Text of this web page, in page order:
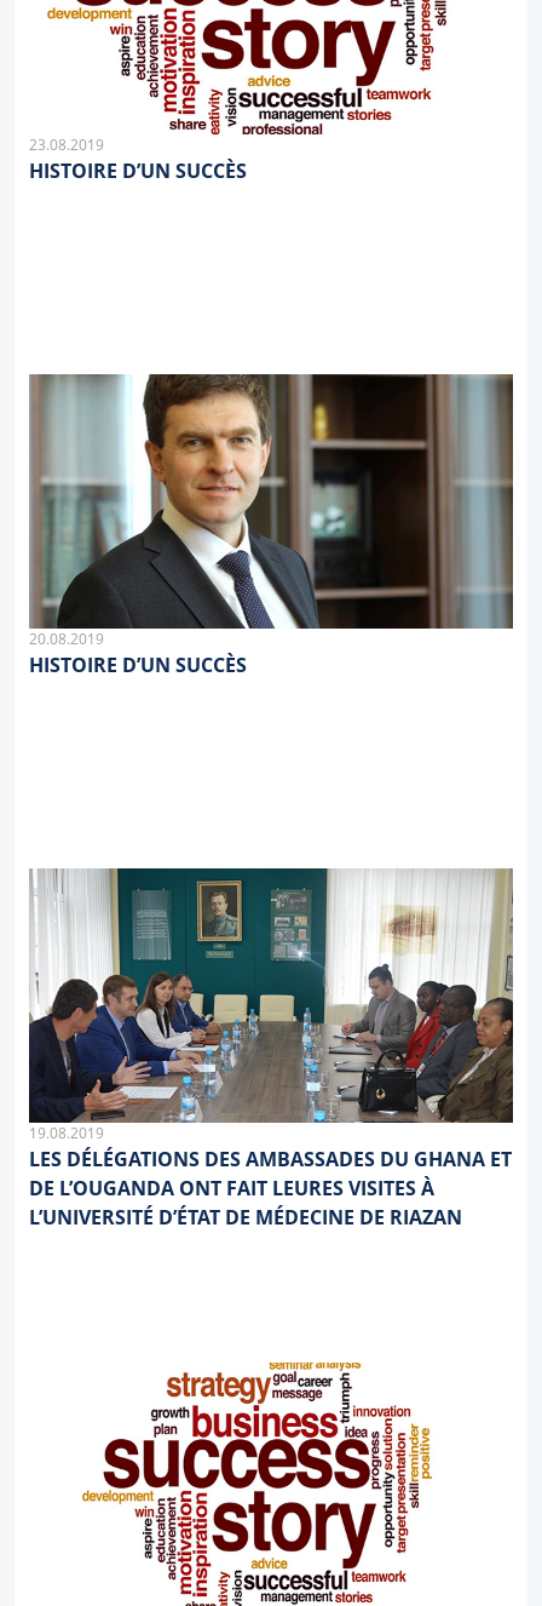
23.08.2019
HISTOIRE D’UN SUCCÈS
20.08.2019
HISTOIRE D’UN SUCCÈS
19.08.2019
LES DÉLÉGATIONS DES AMBASSADES DU GHANA ET
DE L’OUGANDA ONT FAIT LEURES VISITES À
L’UNIVERSITÉ D’ÉTAT DE MÉDECINE DE RIAZAN